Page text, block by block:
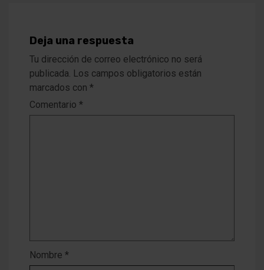
Deja una respuesta
Tu dirección de correo electrónico no será
publicada. Los campos obligatorios están
marcados con *
Comentario *
Nombre *